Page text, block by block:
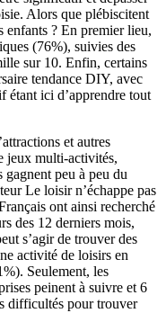
Alors que plébiscitent
enfants ? En premier lieu,
(76%), suivies des
sur 10. Enfin, certains
tendance DIY, avec
étant ici d’apprendre tout
et autres
jeux multi-activités,
gagnent peu à peu du
Le loisir n’échappe pas
ont ainsi recherché
des 12 derniers mois,
s’agir de trouver des
activité de loisirs en
Seulement, les
peinent à suivre et 6
difficultés pour trouver